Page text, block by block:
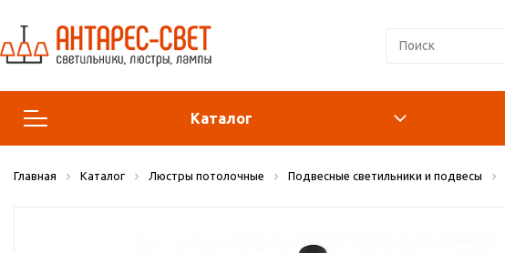
Каталог
Люстры и подвесы
Главная Каталог Люстры потолочные Подвесные светильники и подвесы